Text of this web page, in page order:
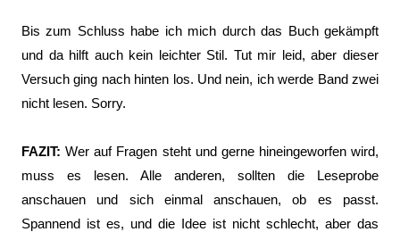
Bis zum Schluss habe ich mich durch das Buch gekämpft
und da hilft auch kein leichter Stil. Tut mir leid, aber dieser
Versuch ging nach hinten los. Und nein, ich werde Band zwei
nicht lesen. Sorry.
FAZIT:Wer auf Fragen steht und gerne hineingeworfen wird,
muss es lesen. Alle anderen, sollten die Leseprobe
anschauen und sich einmal anschauen, ob es passt.
Spannend ist es, und die Idee ist nicht schlecht, aber das